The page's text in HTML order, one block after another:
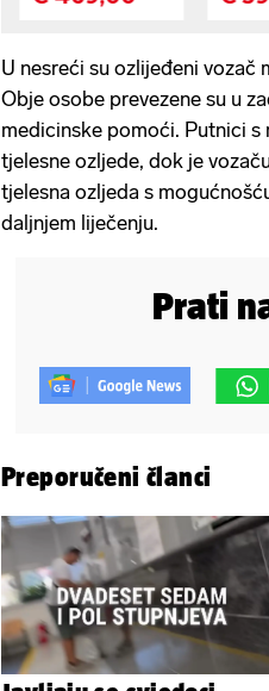
U nesreći su ozlijeđeni
Obje osobe prevezene su u
medicinske pomoći. Putnici
tjelesne ozljede, dok je
tjelesna ozljeda s
daljnjem liječenju.
Prati
Preporučeni članci